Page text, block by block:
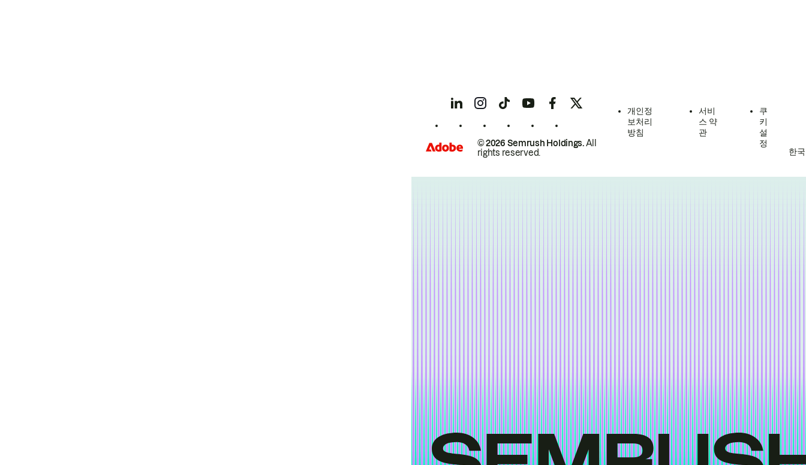
© 2026 Semrush Holdings.All
rights reserved.
개인정
보처리
방침
서비
스 약
관
쿠
키
설
정
한